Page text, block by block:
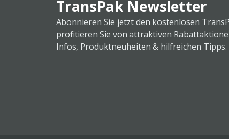
TransPak Newsletter
Abonnieren Sie jetzt den kostenlosen
profitieren Sie von attraktiven
Infos, Produktneuheiten & hilfreichen Tipps.